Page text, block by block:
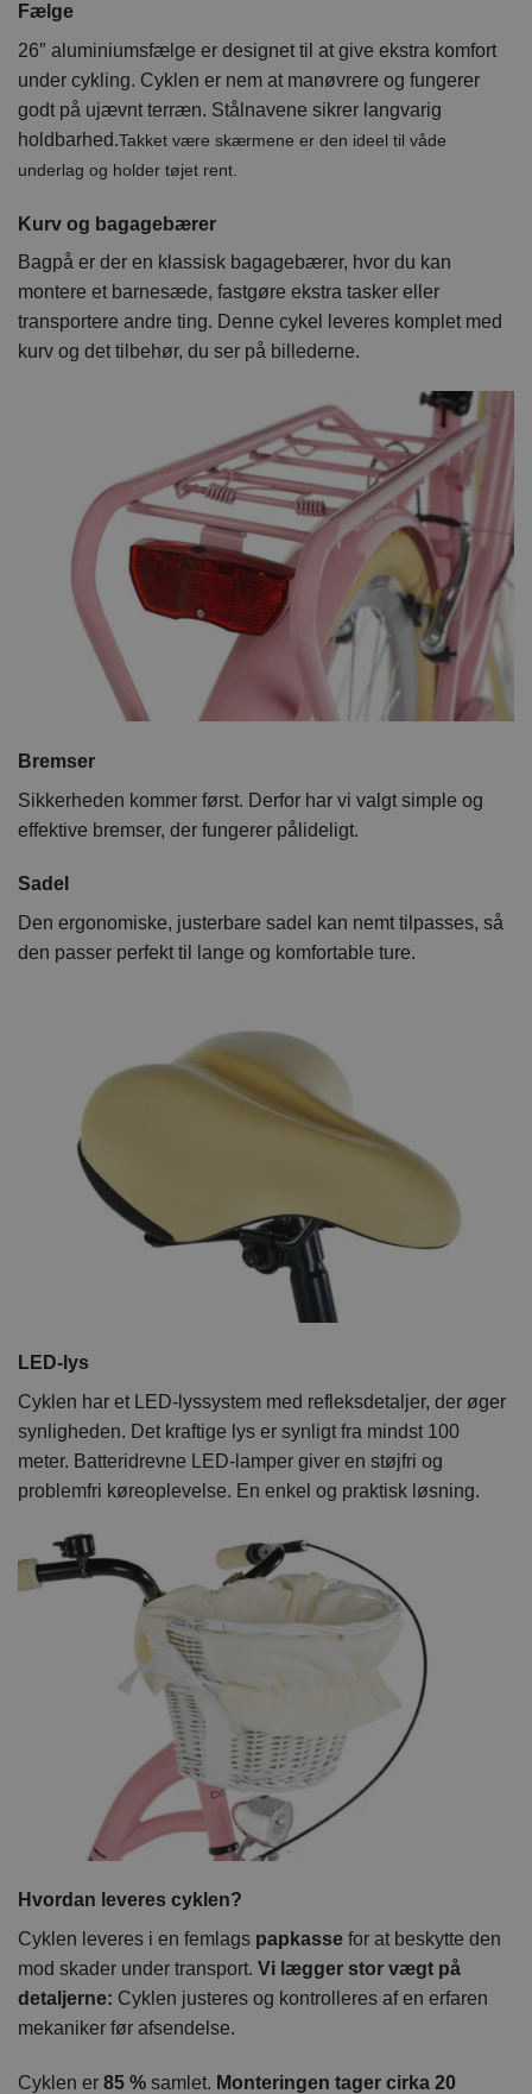
Fælge
26″ aluminiumsfælge er designet til at give ekstra komfort
under cykling. Cyklen er nem at manøvrere og fungerer
godt på ujævnt terræn. Stålnavene sikrer langvarig
holdbarhed.Takket være skærmene er den ideel til våde
underlag og holder tøjet rent.
Kurv og bagagebærer
Bagpå er der en klassisk bagagebærer, hvor du kan
montere et barnesæde, fastgøre ekstra tasker eller
transportere andre ting. Denne cykel leveres komplet med
kurv og det tilbehør, du ser på billederne.
Bremser
Sikkerheden kommer først. Derfor har vi valgt simple og
effektive bremser, der fungerer pålideligt.
Sadel
Den ergonomiske, justerbare sadel kan nemt tilpasses, så
den passer perfekt til lange og komfortable ture.
LED-lys
Cyklen har et LED-lyssystem med refleksdetaljer, der øger
synligheden. Det kraftige lys er synligt fra mindst 100
meter. Batteridrevne LED-lamper giver en støjfri og
problemfri køreoplevelse. En enkel og praktisk løsning.
Hvordan leveres cyklen?
Cyklen leveres i en femlags papkasse for at beskytte den
mod skader under transport. Vi lægger stor vægt på
detaljerne: Cyklen justeres og kontrolleres af en erfaren
mekaniker før afsendelse.
Cyklen er 85 % samlet. Monteringen tager cirka 20